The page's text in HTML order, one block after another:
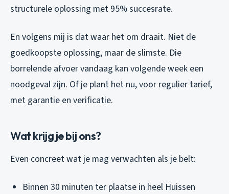
structurele oplossing met 95% succesrate.
En volgens mij is dat waar het om draait. Niet de
goedkoopste oplossing, maar de slimste. Die
borrelende afvoer vandaag kan volgende week een
noodgeval zijn. Of je plant het nu, voor regulier tarief,
met garantie en verificatie.
Wat krijg je bij ons?
Even concreet wat je mag verwachten als je belt:
Binnen 30 minuten ter plaatse in heel Huissen